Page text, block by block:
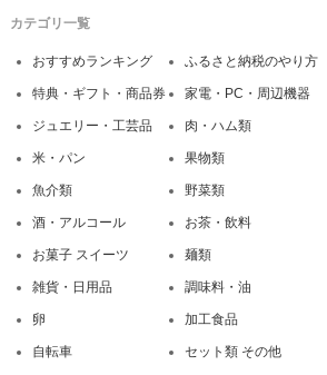
カテゴリ一覧
おすすめランキング ふるさと納税のやり方
特典・ギフト・商品券 家電・PC・周辺機器
ジュエリー・工芸品 肉・ハム類
米・パン 果物類
魚介類 野菜類
酒・アルコール お茶・飲料
お菓子 スイーツ 麺類
雑貨・日用品 調味料・油
卵 加工食品
自転車 セット類 その他